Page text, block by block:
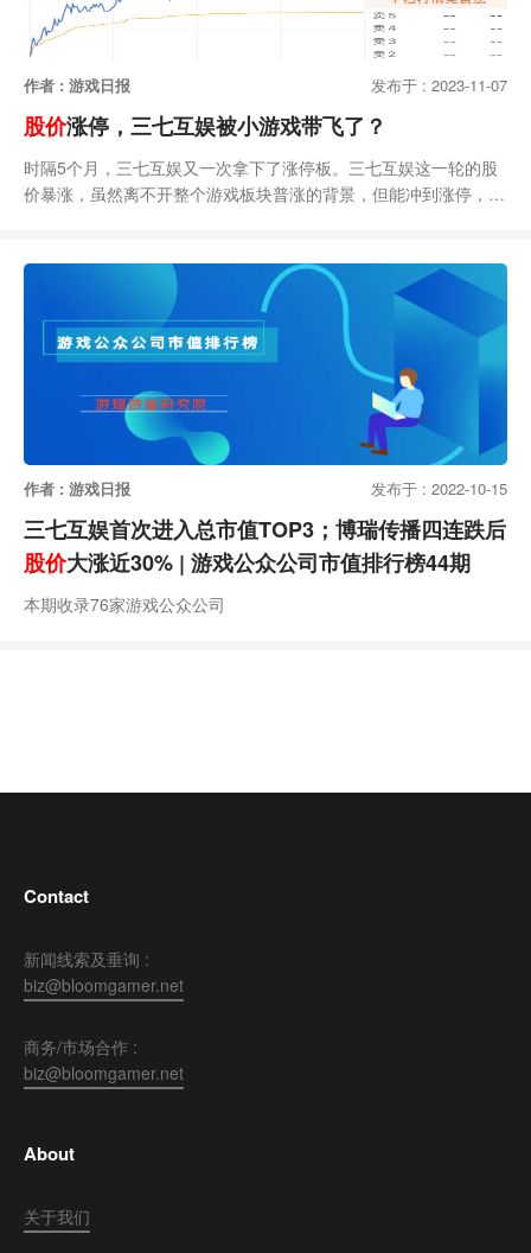
作者 : 游戏日报 发布于 : 2023-11-07
股价涨停，三七互娱被小游戏带飞了？
时隔5个月，三七互娱又一次拿下了涨停板。三七互娱这一轮的股
价暴涨，虽然离不开整个游戏板块普涨的背景，但能冲到涨停，还
资产在内的多家海内外机构对三七互娱进行了调研交流。值得注意
的是，这次调研中三七互娱透露了更多小游戏布局。最为显著的变
化是：储备产品数量至少翻倍。2023年H1财报中，三
作者 : 游戏日报 发布于 : 2022-10-15
三七互娱首次进入总市值TOP3；博瑞传播四连跌后
股价大涨近30% | 游戏公众公司市值排行榜44期
本期收录76家游戏公众公司
Contact
新闻线索及垂询 :
biz@bloomgamer.net
商务/市场合作 :
biz@bloomgamer.net
About
关于我们